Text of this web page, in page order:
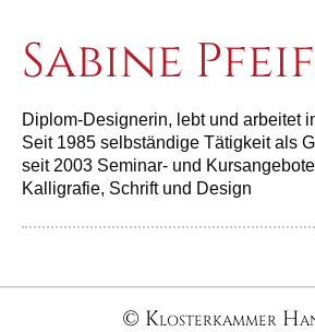
Sabine
Diplom-Designerin, lebt und arbeitet
Seit 1985 selbständige Tätig­keit als
seit 2003 Seminar- und
Kalligrafie, Schrift und Design
© Klosterkammer